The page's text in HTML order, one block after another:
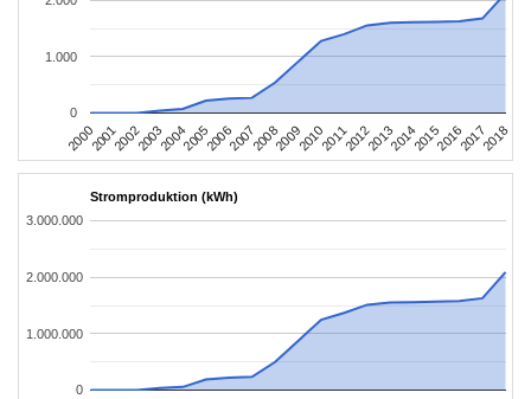
2000200120022003200420052006200720082009201020112012201320142015201620172018
0
1.000
Stromproduktion (kWh)
0
1.000.000
2.000.000
3.000.000